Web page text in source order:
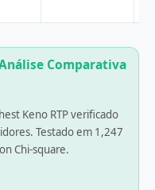
Comparativa
Keno RTP verificado
Testado em 1,247
Chi-square.